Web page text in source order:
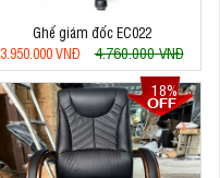
Ghế giám đốc EC022
3.950.000 VNĐ
4.760.000 VNĐ
18%